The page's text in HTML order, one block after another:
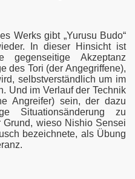
Werks gibt „Yurusu Budo“
In dieser Hinsicht ist
Akzeptanz
des Tori (der Angegriffene),
selbstverständlich um im
Und im Verlauf der Technik
Angreifer) sein, der dazu
Situationsänderung zu
wieso Nishio Sensei
bezeichnete, als Übung